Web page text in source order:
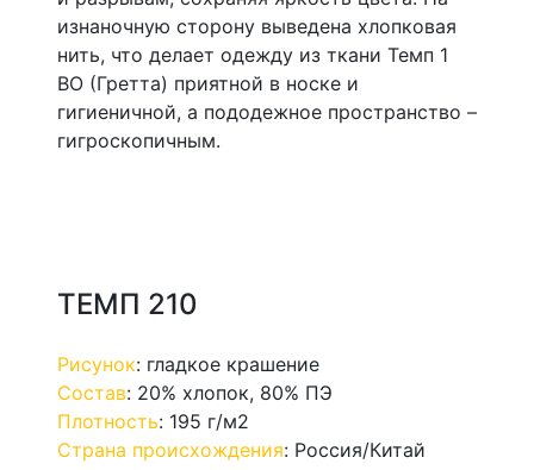
изнаночную сторону выведена хлопковая
нить, что делает одежду из ткани Темп 1
ВО (Гретта) приятной в носке и
гигиеничной, а пододежное пространство –
гигроскопичным.
ТЕМП 210
Рисунок: гладкое крашение
Состав: 20% хлопок, 80% ПЭ
Плотность: 195 г/м2
Страна происхождения: Россия/Китай